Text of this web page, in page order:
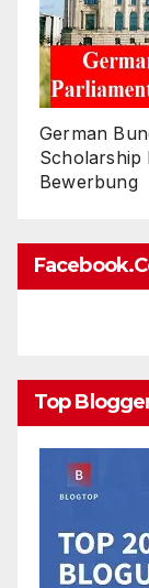
German
Scholarship
Bewerbung
Top